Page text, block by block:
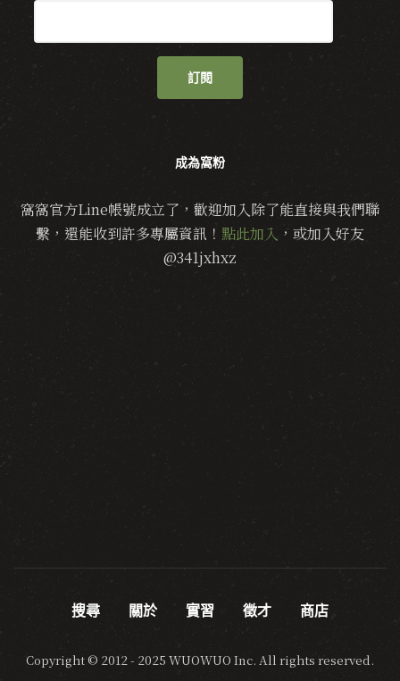
訂閱
成為窩粉
窩窩官方Line帳號成立了，歡迎加入除了能直接與我們聯
繫，還能收到許多專屬資訊！ 點此加入 ，或加入好友
@341jxhxz
搜尋 關於 實習 徵才 商店
Copyright © 2012 - 2025 WUOWUO Inc. All rights reserved.